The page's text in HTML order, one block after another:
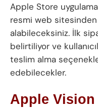
Apple Store
resmi web
alabileceksiniz. İlk
belirtiliyor ve
teslim alma
edebilecekler.
Apple